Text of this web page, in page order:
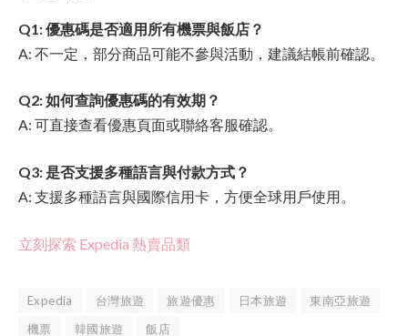
Q1: 優惠碼是否適用所有機票與飯店？
A: 不一定，部分商品可能不參與活動，建議結帳前確認。
Q2: 如何查詢優惠碼的有效期？
A: 可直接查看優惠頁面或聯絡客服確認。
Q3: 是否支援多種語言與付款方式？
A: 支援多種語言與國際信用卡，方便全球用戶使用。
立刻探索 Expedia 熱賣品類
Expedia 台灣旅遊 旅遊優惠 日本旅遊
東南亞旅遊
機票
韓國旅遊 飯店